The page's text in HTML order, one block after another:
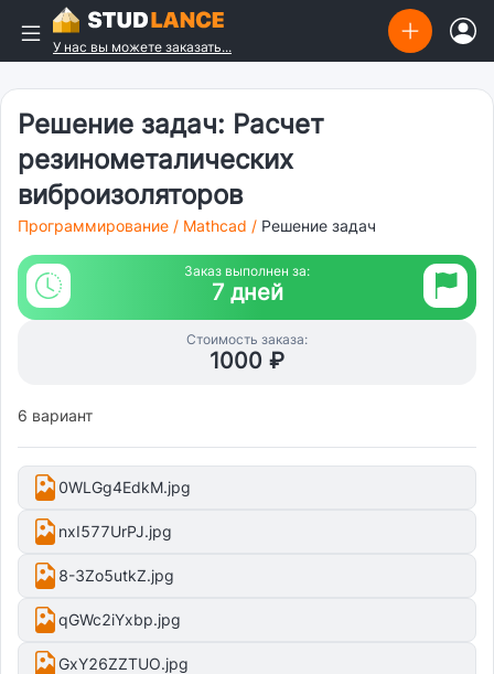
У нас вы можете заказать...
Решение задач: Расчет
резинометалических
виброизоляторов
Программирование / Mathcad / Решение задач
Заказ выполнен за:
7 дней
Стоимость заказа:
1000 ₽
6 вариант
0WLGg4EdkM.jpg
nxI577UrPJ.jpg
8-3Zo5utkZ.jpg
qGWc2iYxbp.jpg
GxY26ZZTUO.jpg